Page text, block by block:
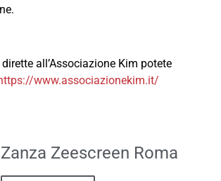
all’Associazione Kim potete
www.associazionekim.it/
Zanza Zeescreen Roma